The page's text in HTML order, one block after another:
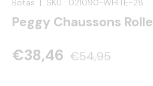
Botas | SKU : 021090-WHITE-28
Peggy Chaussons
€38,46 €54,95